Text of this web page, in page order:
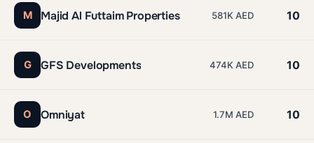
M Majid Al Futtaim Properties 581K AED 10
G GFS Developments 474K AED 10
O Omniyat 1.7M AED 10